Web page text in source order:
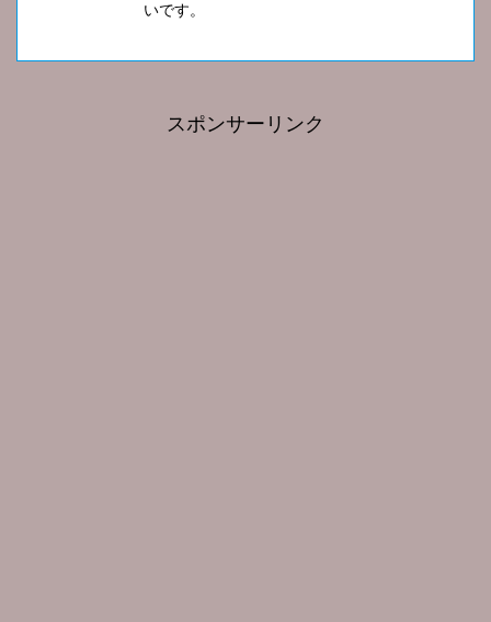
いです。
スポンサーリンク